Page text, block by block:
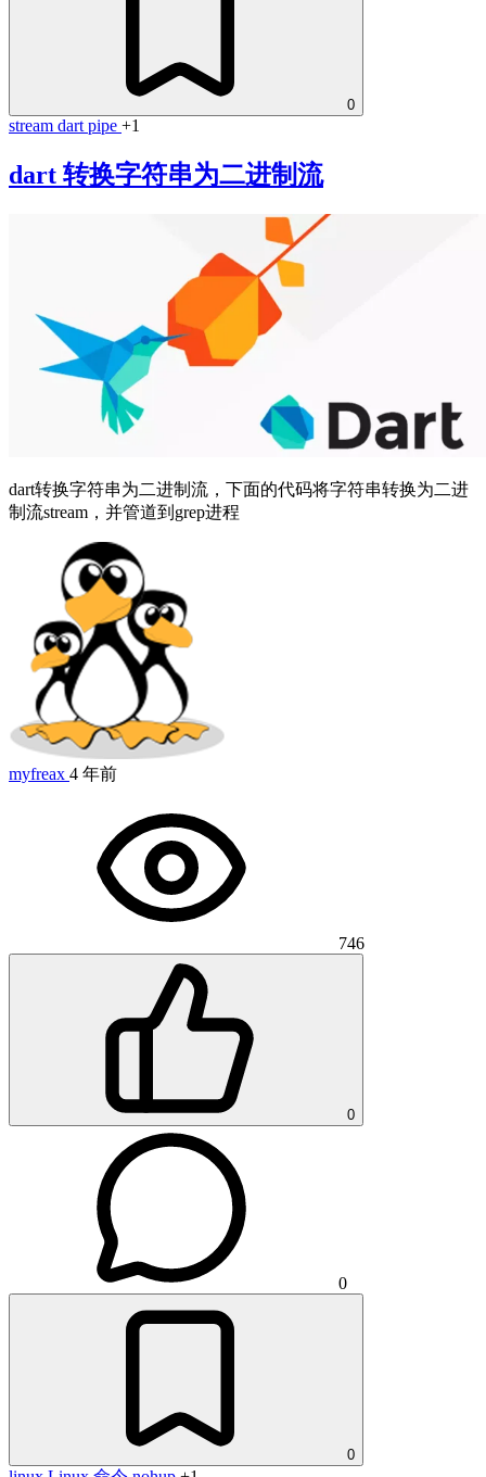
0
stream dart pipe +1
dart 转换字符串为二进制流
dart转换字符串为二进制流，下面的代码将字符串转换为二进
制流stream，并管道到grep进程
myfreax 4 年前
746
0
0
0